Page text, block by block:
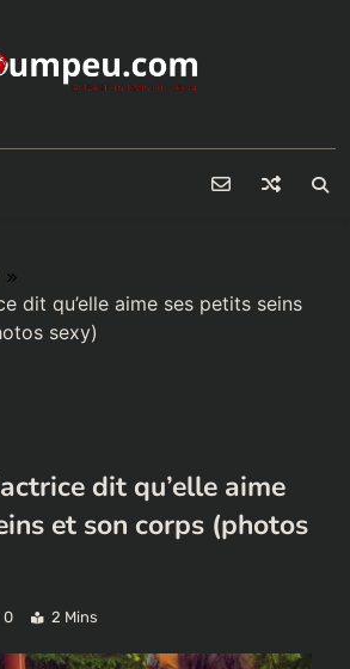
dit qu’elle aime ses petits seins
sexy)
dit qu’elle aime
et son corps (photos
0 2 Mins